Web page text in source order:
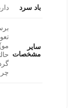
باد سرد
سایر
مشخصات
چرخش ۳۶۰